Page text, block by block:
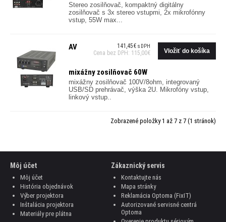
Stereo zosilňovač, kompaktný digitálny
zosilňovač s 3x stereo vstupmi, 2x mikrofónny
vstup, 55W max...
141,45€ s DPH
Cena bez DPH: 115,00€
AV
mixážny zosilňovač 60W
mixážny zosilňovač 100V/8ohm, integrovaný
USB/SD prehrávač, výška 2U. Mikrofóny vstup,
linkový vstup..
Zobrazené položky 1 až 7 z 7 (1 stránok)
Môj účet
Môj účet
História objednávok
Výber projektora
Inštalácia projektora
Materiály pre plátna
Zákaznický servis
Kontaktujte nás
Mapa stránky
Reklamácia Optoma (FixIT)
Autorizované servisné centrá
Optoma